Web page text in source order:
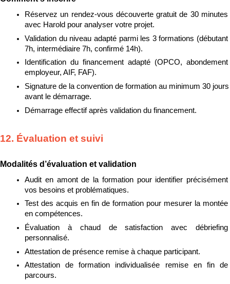
Réservez un rendez-vous découverte gratuit de 30 minutes
avec Harold pour analyser votre projet.
Validation du niveau adapté parmi les 3 formations (débutant
7h, intermédiaire 7h, confirmé 14h).
Identification du financement adapté (OPCO, abondement
employeur, AIF, FAF).
Signature de la convention de formation au minimum 30 jours
avant le démarrage.
Démarrage effectif après validation du financement.
12. Évaluation et suivi
Modalités d’évaluation et validation
Audit en amont de la formation pour identifier précisément
vos besoins et problématiques.
Test des acquis en fin de formation pour mesurer la montée
en compétences.
Évaluation à chaud de satisfaction avec débriefing
personnalisé.
Attestation de présence remise à chaque participant.
Attestation de formation individualisée remise en fin de
parcours.